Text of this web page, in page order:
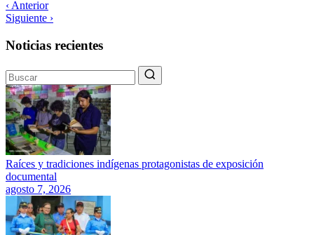
‹ Anterior
Siguiente ›
Noticias recientes
Raíces y tradiciones indígenas protagonistas de exposición
documental
agosto 7, 2026